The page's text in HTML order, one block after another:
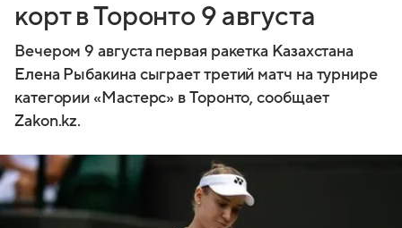
корт в Торонто 9 августа
Вечером 9 августа первая ракетка Казахстана
Елена Рыбакина сыграет третий матч на турнире
категории «Мастерс» в Торонто, сообщает
Zakon.kz.